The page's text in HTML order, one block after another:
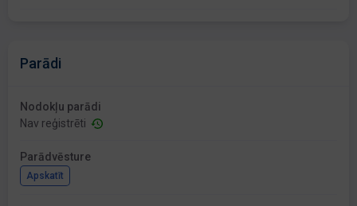
Parādi
Nodokļu parādi
Nav reģistrēti
Parādvēsture
Apskatīt